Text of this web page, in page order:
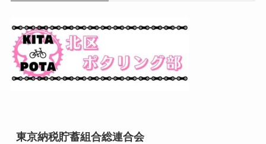
東京納税貯蓄組合総連合会